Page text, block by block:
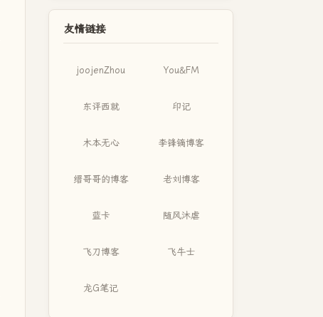
友情链接
joojenZhou You&FM
东评西就 印记
木本无心 李锋镝博客
缙哥哥的博客 老刘博客
蓝卡 随风沐虐
飞刀博客 飞牛士
龙G笔记